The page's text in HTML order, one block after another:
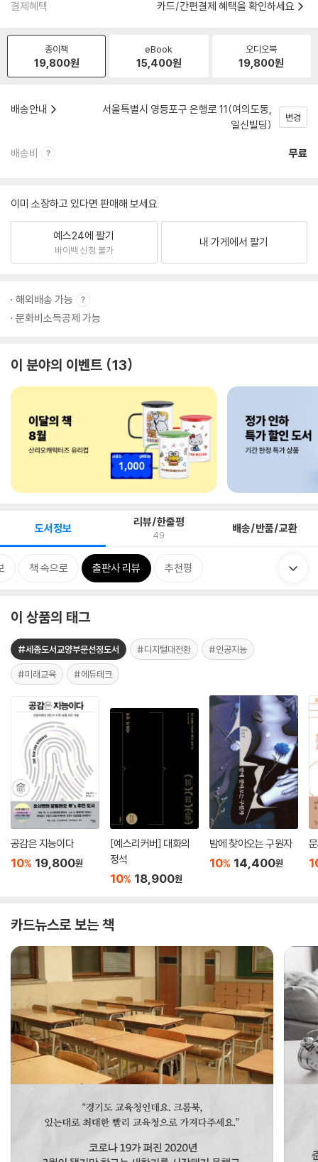
결제혜택 카드/간편결제 혜택을 확인하세요
종이책
19,800원
eBook
15,400원
오디오북
19,800원
배송안내
서울특별시 영등포구 은행로 11(여의도동,
일신빌딩)
변경
배송비 무료
이미 소장하고 있다면 판매해 보세요.
예스24에 팔기
바이백 신청 불가
내 가게에서 팔기
해외배송 가능
문화비소득공제 가능
이 분야의 이벤트 13
도서정보 리뷰/한줄평
49 배송/반품/교환
책 속으로 출판사 리뷰 추천평
이 상품의 태그
#세종도서교양부문선정도서 #디지털대전환 #인공지능
#미래교육 #에듀테크
공감은 지능이다
10% 19,800원
[예스리커버] 대화의
정석
10% 18,900원
밤에 찾아오는 구원자
10% 14,400원
카드뉴스로 보는 책